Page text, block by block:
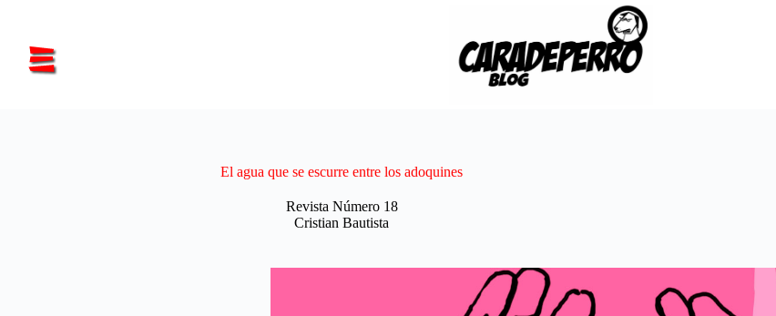
El agua que se escurre entre los adoquines
Revista Número 18
Cristian Bautista